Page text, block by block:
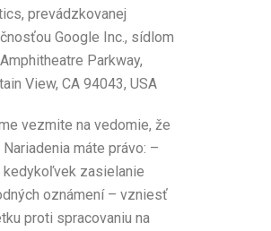
prevádzkovanej
Google Inc., sídlom
Parkway,
View, CA 94043, USA
vezmite na vedomie, že
máte právo: –
kedykoľvek zasielanie
oznámení – vzniesť
proti spracovaniu na